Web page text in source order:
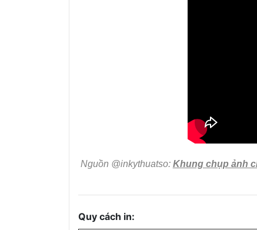
Nguồn @inkythuatso: Khung chụp ảnh
Quy cách in: